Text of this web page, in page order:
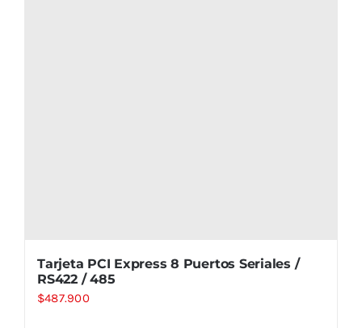
Tarjeta PCI Express 8 Puertos Seriales /
RS422 / 485
$487.900